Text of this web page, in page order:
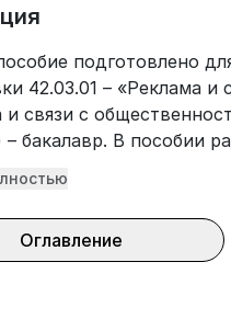
подготовлено
42.03.01 – «Реклама
и связи с
– бакалавр. В пособии
В нем
переход
Оглавление